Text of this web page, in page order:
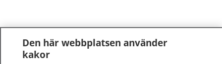
Den här webbplatsen använder
kakor